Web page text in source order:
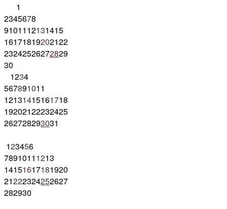
1
2345678
9101112131415
16171819202122
23242526272829
30
1234
567891011
12131415161718
19202122232425
262728293031
123456
78910111213
14151617181920
21222324252627
282930